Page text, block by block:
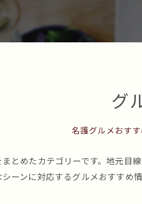
グ
名護グルメおす
とめたカテゴリーです。地元目
ーンに対応するグルメおすすめ情